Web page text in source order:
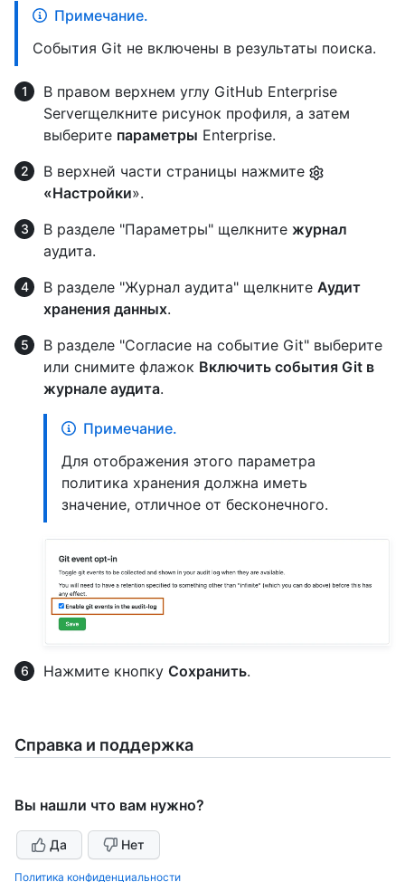
Примечание.
События Git не включены в результаты поиска.
В правом верхнем углу GitHub Enterprise
Serverщелкните рисунок профиля, а затем
выберите параметры Enterprise.
В верхней части страницы нажмите
«Настройки».
В разделе "Параметры" щелкните журнал
аудита.
В разделе "Журнал аудита" щелкните Аудит
хранения данных.
В разделе "Согласие на событие Git" выберите
или снимите флажок Включить события Git в
журнале аудита.
Примечание.
Для отображения этого параметра
политика хранения должна иметь
значение, отличное от бесконечного.
Нажмите кнопку Сохранить.
Справка и поддержка
Вы нашли что вам нужно?
Да Нет
Политика конфиденциальности